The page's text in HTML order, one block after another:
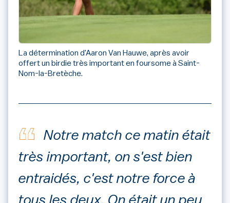
La détermination d'Aaron Van Hauwe, après avoir
offert un birdie très important en foursome à Saint-
Nom-la-Bretèche.
Notre match ce matin était
très important, on s'est bien
entraidés, c'est notre force à
tous les deux. On était un peu